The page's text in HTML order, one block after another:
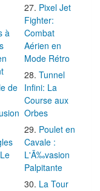
à
de
Pixel Jet
Fighter:
Combat
Aérien en
Mode Rétro
Tunnel
Infini: La
Course aux
Orbes
Poulet en
Cavale :
L'Ã‰vasion
Palpitante
La Tour